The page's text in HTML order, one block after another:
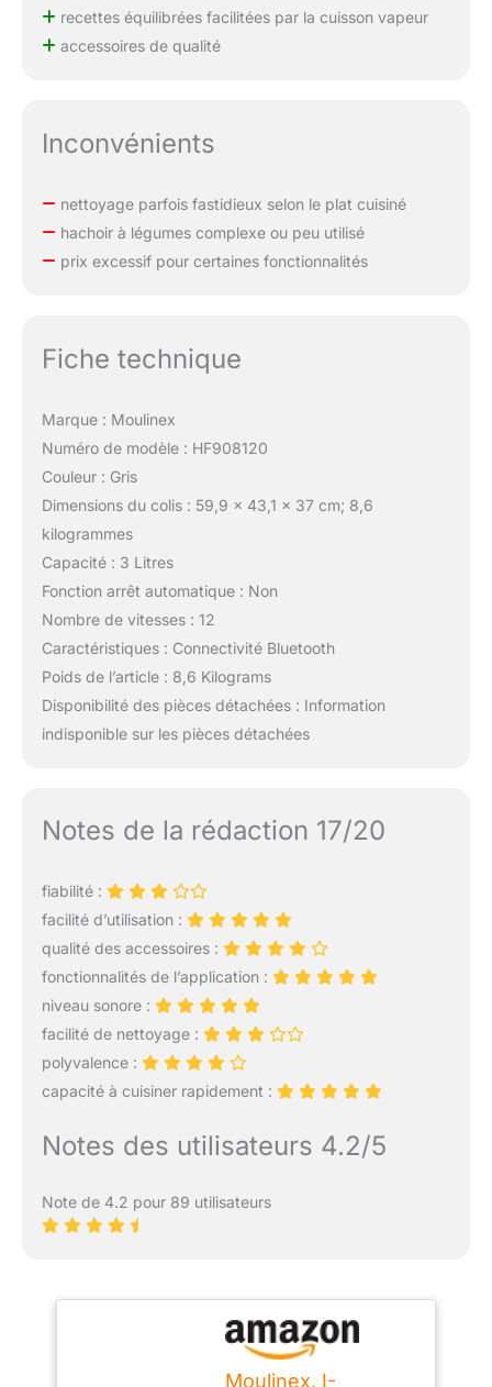
recettes équilibrées facilitées par la cuisson vapeur
accessoires de qualité
Inconvénients
nettoyage parfois fastidieux selon le plat cuisiné
hachoir à légumes complexe ou peu utilisé
prix excessif pour certaines fonctionnalités
Fiche technique
Marque : Moulinex
Numéro de modèle : HF908120
Couleur : Gris
Dimensions du colis : 59,9 x 43,1 x 37 cm; 8,6
kilogrammes
Capacité : 3 Litres
Fonction arrêt automatique : Non
Nombre de vitesses : 12
Caractéristiques : Connectivité Bluetooth
Poids de l’article : 8,6 Kilograms
Disponibilité des pièces détachées : Information
indisponible sur les pièces détachées
Notes de la rédaction 17/20
fiabilité :
facilité d’utilisation :
qualité des accessoires :
fonctionnalités de l’application :
niveau sonore :
facilité de nettoyage :
polyvalence :
capacité à cuisiner rapidement :
Notes des utilisateurs 4.2/5
Note de 4.2 pour 89 utilisateurs
Moulinex, I-